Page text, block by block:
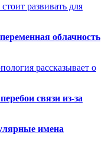
развивать для
облачность
рассказывает о
связи из-за
имена